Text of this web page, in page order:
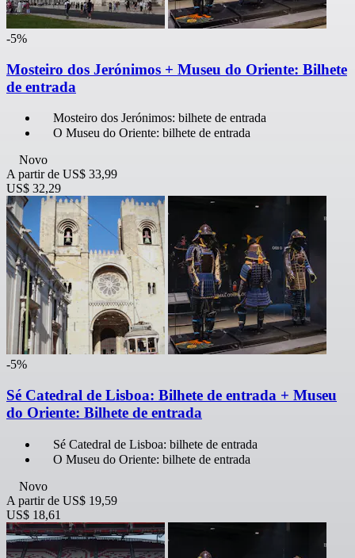
-5%
Mosteiro dos Jerónimos + Museu do Oriente: Bilhete
de entrada
Mosteiro dos Jerónimos: bilhete de entrada
O Museu do Oriente: bilhete de entrada
Novo
A partir de US$ 33,99
US$ 32,29
-5%
Sé Catedral de Lisboa: Bilhete de entrada + Museu
do Oriente: Bilhete de entrada
Sé Catedral de Lisboa: bilhete de entrada
O Museu do Oriente: bilhete de entrada
Novo
A partir de US$ 19,59
US$ 18,61